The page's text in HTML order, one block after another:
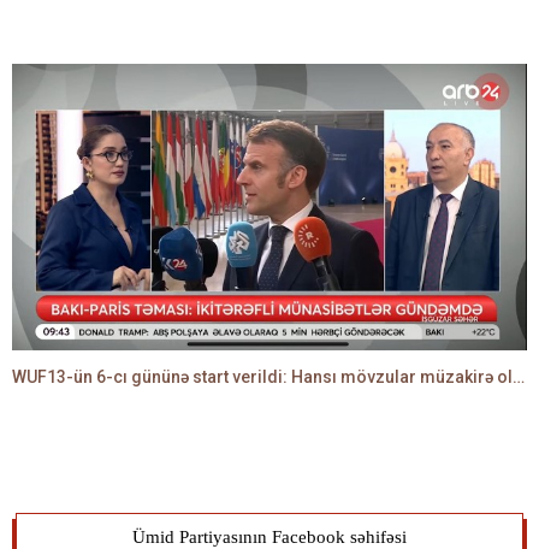
WUF13-ün 6-cı gününə start verildi: Hansı mövzular müzakirə olunacaq? -TALEH ƏLİYEV danışır
Ümid Partiyasının Facebook səhifəsi